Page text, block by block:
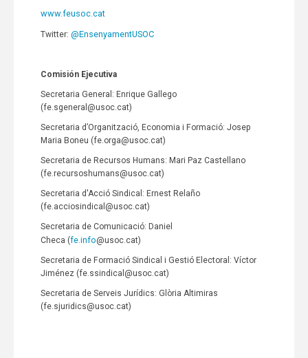
www.feusoc.cat
Twitter: @EnsenyamentUSOC
Comisión Ejecutiva
Secretaria General: Enrique Gallego
(fe.sgeneral@usoc.cat)
Secretaria d’Organització, Economia i Formació: Josep
Maria Boneu (fe.orga@usoc.cat)
Secretaria de Recursos Humans: Mari Paz Castellano
(fe.recursoshumans@usoc.cat)
Secretaria d'Acció Sindical: Ernest Relaño
(fe.acciosindical@usoc.cat)
Secretaria de Comunicació: Daniel
Checa (fe.info@usoc.cat)
Secretaria de Formació Sindical i Gestió Electoral: Víctor
Jiménez (fe.ssindical@usoc.cat)
Secretaria de Serveis Jurídics: Glòria Altimiras
(fe.sjuridics@usoc.cat)